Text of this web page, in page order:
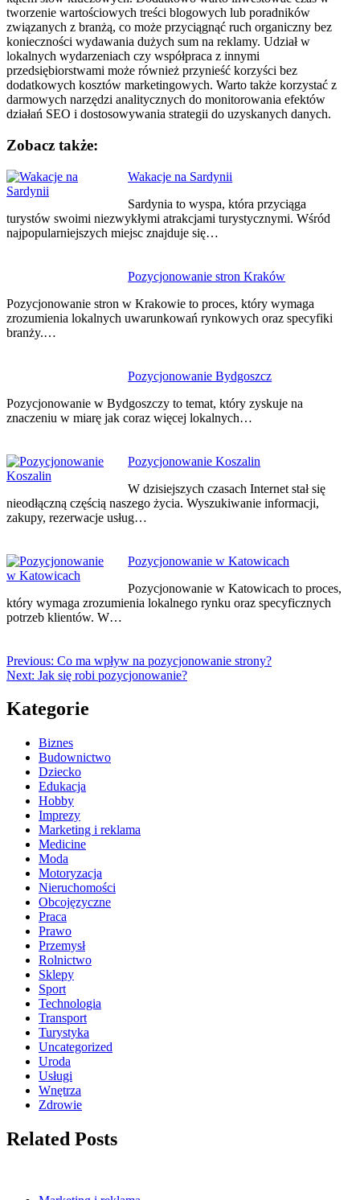
tworzenie wartościowych treści blogowych lub poradników
związanych z branżą, co może przyciągnąć ruch organiczny bez
konieczności wydawania dużych sum na reklamy. Udział w
lokalnych wydarzeniach czy współpraca z innymi
przedsiębiorstwami może również przynieść korzyści bez
dodatkowych kosztów marketingowych. Warto także korzystać z
darmowych narzędzi analitycznych do monitorowania efektów
działań SEO i dostosowywania strategii do uzyskanych danych.
Zobacz także:
Wakacje na Sardynii
Sardynia to wyspa, która przyciąga
turystów swoimi niezwykłymi atrakcjami turystycznymi. Wśród
najpopularniejszych miejsc znajduje się…
Pozycjonowanie stron Kraków
Pozycjonowanie stron w Krakowie to proces, który wymaga
zrozumienia lokalnych uwarunkowań rynkowych oraz specyfiki
branży.…
Pozycjonowanie Bydgoszcz
Pozycjonowanie w Bydgoszczy to temat, który zyskuje na
znaczeniu w miarę jak coraz więcej lokalnych…
Pozycjonowanie Koszalin
W dzisiejszych czasach Internet stał się
nieodłączną częścią naszego życia. Wyszukiwanie informacji,
zakupy, rezerwacje usług…
Pozycjonowanie w Katowicach
Pozycjonowanie w Katowicach to proces,
który wymaga zrozumienia lokalnego rynku oraz specyficznych
potrzeb klientów. W…
Nawigacja
wpisu
Previous: Co ma wpływ na pozycjonowanie strony?
Next: Jak się robi pozycjonowanie?
Kategorie
Biznes
Budownictwo
Dziecko
Edukacja
Hobby
Imprezy
Marketing i reklama
Medicine
Moda
Motoryzacja
Nieruchomości
Obcojęzyczne
Praca
Prawo
Przemysł
Rolnictwo
Sklepy
Sport
Technologia
Transport
Turystyka
Uncategorized
Uroda
Usługi
Wnętrza
Zdrowie
Related Posts